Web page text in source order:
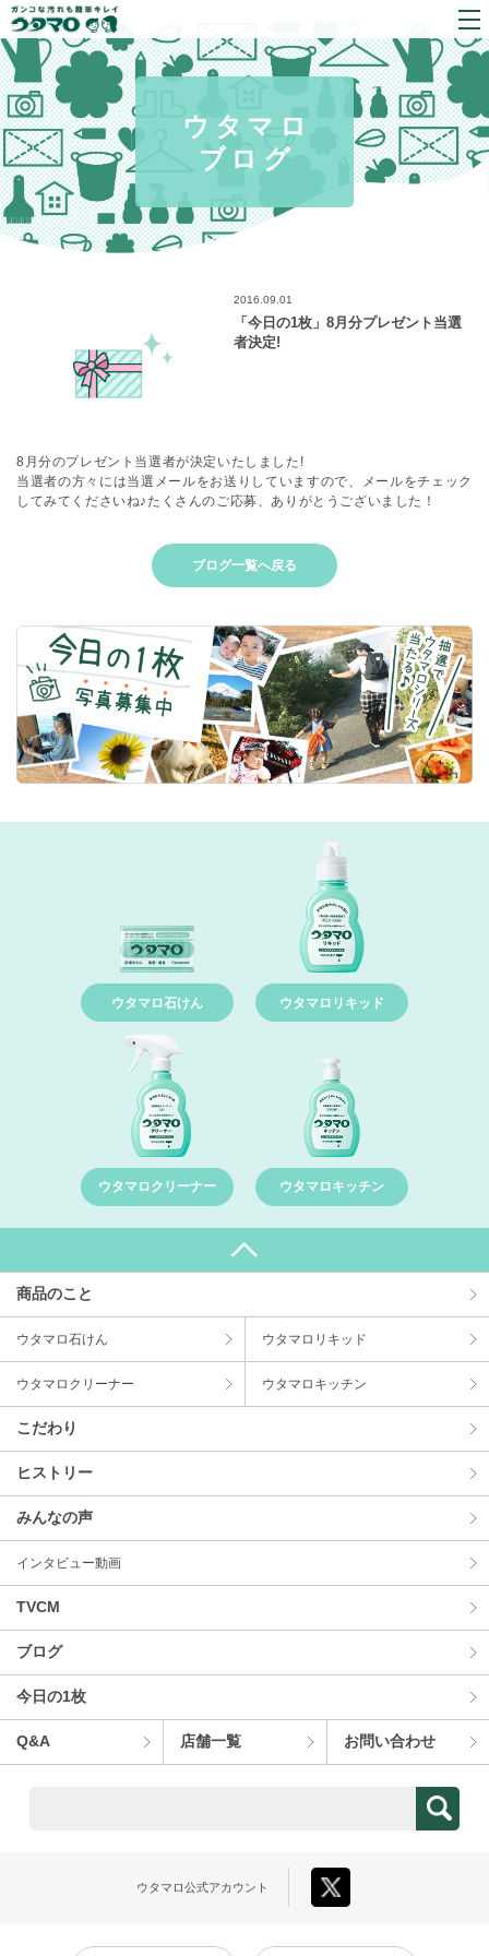
ウタマロ
ブログ
2016.09.01
「今日の1枚」8月分プレゼント当選
者決定!
8月分のプレゼント当選者が決定いたしました!
当選者の方々には当選メールをお送りしていますので、メールをチェック
してみてくださいね♪たくさんのご応募、ありがとうございました！
ブログ一覧へ戻る
ウタマロ石けん ウタマロリキッド
ウタマロクリーナー ウタマロキッチン
商品のこと
ウタマロ⽯けん ウタマロリキッド
ウタマロクリーナー ウタマロキッチン
こだわり
ヒストリー
みんなの声
インタビュー動画
TVCM
ブログ
今⽇の1枚
Q&A 店舗⼀覧 お問い合わせ
ウタマロ公式アカウント